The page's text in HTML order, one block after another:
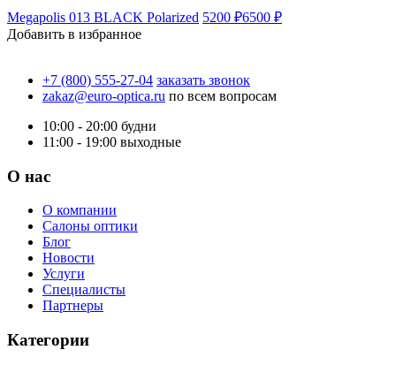
Megapolis 013 BLACK Polarized 5200 ₽6500 ₽
Добавить в избранное
+7 (800) 555-27-04 заказать звонок
zakaz@euro-optica.ru по всем вопросам
10:00 - 20:00 будни
11:00 - 19:00 выходные
О нас
О компании
Салоны оптики
Блог
Новости
Услуги
Специалисты
Партнеры
Категории